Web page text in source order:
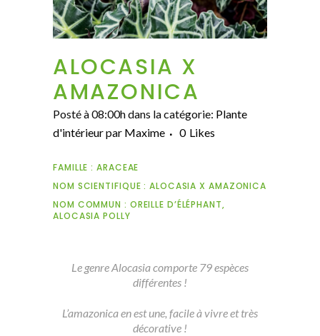
ALOCASIA X
AMAZONICA
Posté à 08:00hdans la catégorie: Plante
d'intérieurpar Maxime 0 Likes
FAMILLE : ARACEAE
NOM SCIENTIFIQUE : ALOCASIA X AMAZONICA
NOM COMMUN : OREILLE D’ÉLÉPHANT,
ALOCASIA POLLY
Le genre Alocasia comporte 79 espèces
différentes !
L’amazonica en est une, facile à vivre et très
décorative !